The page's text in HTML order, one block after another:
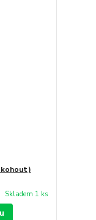
kohout)
Skladem 1 ks